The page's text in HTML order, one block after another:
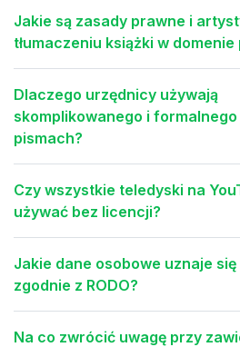
Jakie są zasady prawne i
tłumaczeniu książki w
Dlaczego urzędnicy używają
skomplikowanego i formalnego
pismach?
Czy wszystkie teledyski na
używać bez licencji?
Jakie dane osobowe uznaje
zgodnie z RODO?
Na co zwrócić uwagę przy